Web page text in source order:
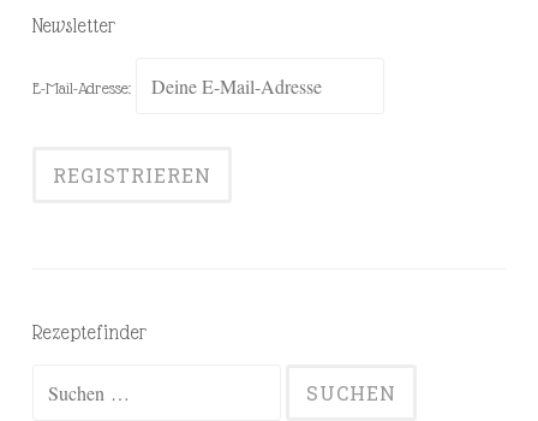
Newsletter
E-Mail-Adresse:
Rezeptefinder